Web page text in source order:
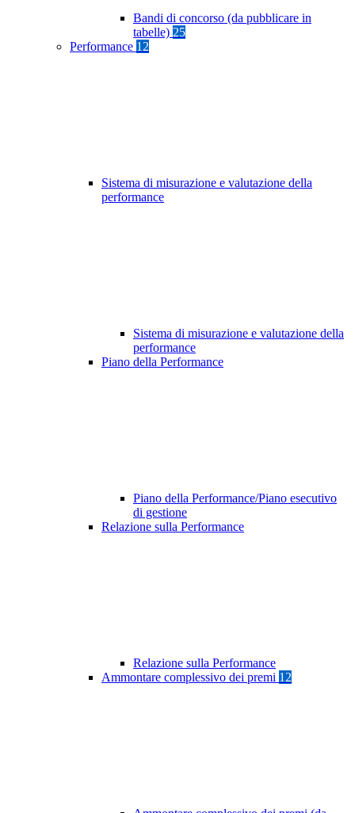
Bandi di concorso (da pubblicare in
tabelle) 25
Performance 12
Sistema di misurazione e valutazione della
performance
Sistema di misurazione e valutazione della
performance
Piano della Performance
Piano della Performance/Piano esecutivo
di gestione
Relazione sulla Performance
Relazione sulla Performance
Ammontare complessivo dei premi 12